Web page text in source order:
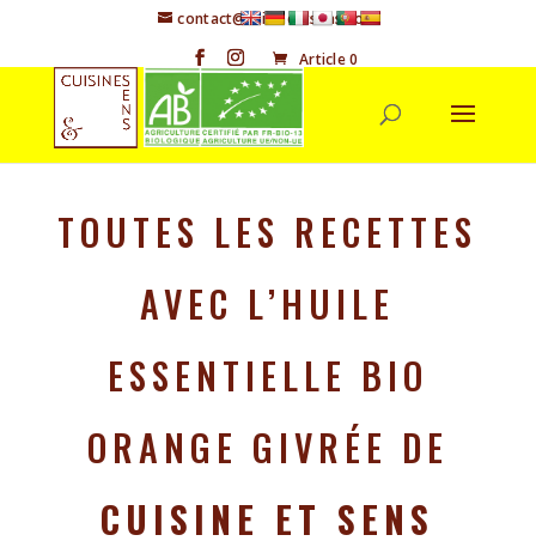
contact@cuisineetsens.com
Article 0
TOUTES LES RECETTES
AVEC L’HUILE
ESSENTIELLE BIO
ORANGE GIVRÉE DE
CUISINE ET SENS